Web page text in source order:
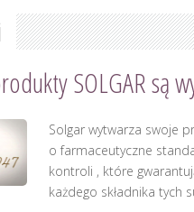
SOLGAR są
Solgar wytwarza swoje
o farmaceutyczne
kontroli , które
każdego składnika tych